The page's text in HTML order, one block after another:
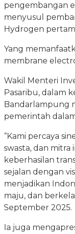
pengembangan
menyusul
Hydrogen
Yang
membrane
Wakil Menteri
Pasaribu, dalam
Bandarlampung
pemerintah
“Kami percaya
swasta, dan
keberhasilan
sejalan dengan
menjadikan
maju, dan
September 2025.
Ia juga